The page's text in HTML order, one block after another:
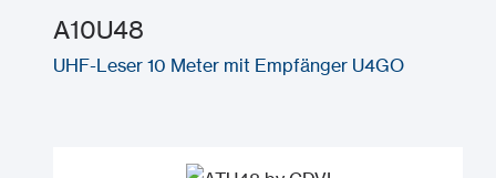
A10U48
UHF-Leser 10 Meter mit Empfänger U4GO